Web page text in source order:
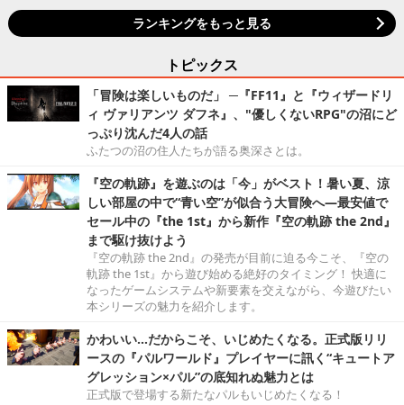
ランキングをもっと見る
トピックス
「冒険は楽しいものだ」 ─『FF11』と『ウィザードリ
ィ ヴァリアンツ ダフネ』、"優しくないRPG"の沼にど
っぷり沈んだ4人の話
ふたつの沼の住人たちが語る奥深さとは。
『空の軌跡』を遊ぶのは「今」がベスト！暑い夏、涼
しい部屋の中で“青い空”が似合う大冒険へ―最安値で
セール中の『the 1st』から新作『空の軌跡 the 2nd』
まで駆け抜けよう
『空の軌跡 the 2nd』の発売が目前に迫る今こそ、『空の
軌跡 the 1st』から遊び始める絶好のタイミング！ 快適に
なったゲームシステムや新要素を交えながら、今遊びたい
本シリーズの魅力を紹介します。
かわいい…だからこそ、いじめたくなる。正式版リリ
ースの『パルワールド』プレイヤーに訊く“キュートア
グレッション×パル”の底知れぬ魅力とは
正式版で登場する新たなパルもいじめたくなる！